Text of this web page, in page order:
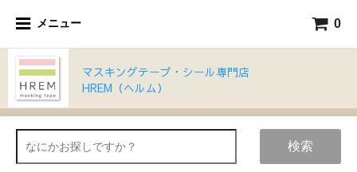
メニュー 0
マスキングテープ・シール専門店
HREM（ヘルム）
検索